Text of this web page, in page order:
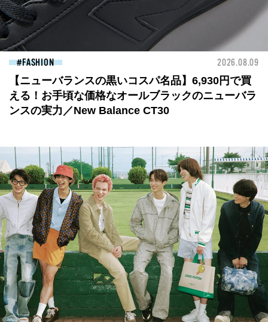
FASHION 2026.08.09
【ニューバランスの黒いコスパ名品】6,930円で買
える！お手頃な価格なオールブラックのニューバラ
ンスの実力／New Balance CT30